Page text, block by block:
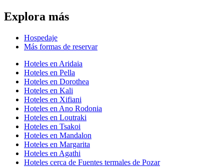
Explora más
Hospedaje
Más formas de reservar
Hoteles en Aridaia
Hoteles en Pella
Hoteles en Dorothea
Hoteles en Kali
Hoteles en Xifiani
Hoteles en Ano Rodonia
Hoteles en Loutraki
Hoteles en Tsakoi
Hoteles en Mandalon
Hoteles en Margarita
Hoteles en Agathi
Hoteles cerca de Fuentes termales de Pozar